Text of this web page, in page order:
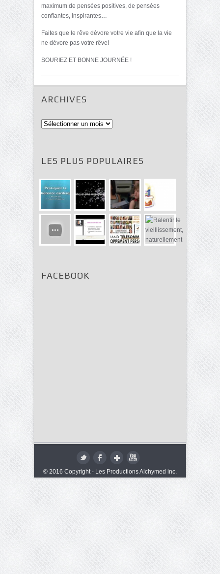
maximum de pensées positives, de pensées
confiantes, inspirantes…
Faites que le rêve dévore votre vie afin que la vie
ne dévore pas votre rêve!
SOURIEZ ET BONNE JOURNÉE !
ARCHIVES
Archives
LES PLUS POPULAIRES
FACEBOOK
© 2016 Copyright - Les Productions Alchymed inc.